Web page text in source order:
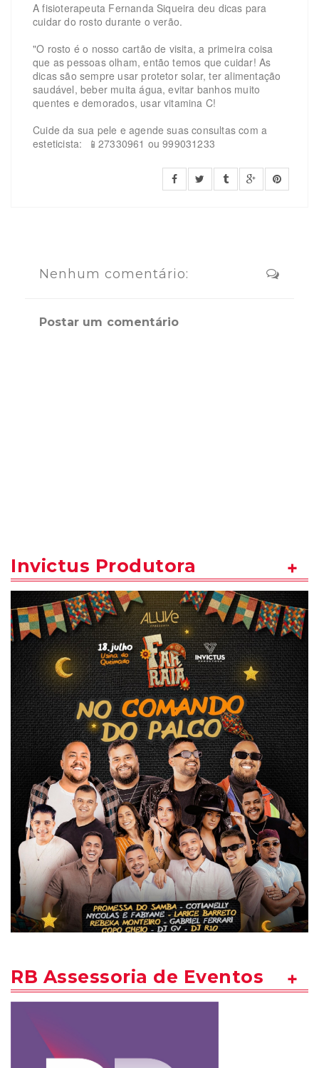
A fisioterapeuta Fernanda Siqueira deu dicas para
cuidar do rosto durante o verão.
"O rosto é o nosso cartão de visita, a primeira coisa
que as pessoas olham, então temos que cuidar! As
dicas são sempre usar protetor solar, ter alimentação
saudável, beber muita água, evitar banhos muito
quentes e demorados, usar vitamina C!
Cuide da sua pele e agende suas consultas com a
esteticista:
📱27330961 ou 999031233
Nenhum comentário:
Postar um comentário
Invictus Produtora
RB Assessoria de Eventos